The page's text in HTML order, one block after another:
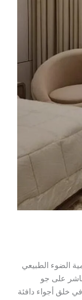
الضوء الطبيعي
على جو
خلق أجواء دافئة